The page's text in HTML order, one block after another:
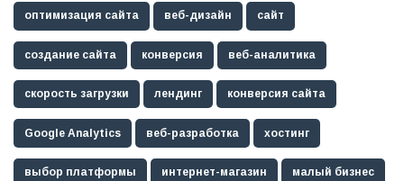
оптимизация сайта веб-дизайн сайт
создание сайта конверсия веб-аналитика
скорость загрузки лендинг конверсия сайта
Google Analytics веб-разработка хостинг
выбор платформы интернет-магазин малый бизнес